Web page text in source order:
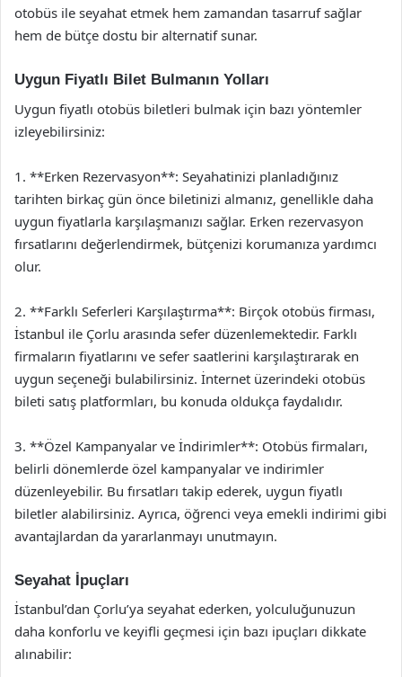
otobüs ile seyahat etmek hem zamandan tasarruf sağlar
hem de bütçe dostu bir alternatif sunar.
Uygun Fiyatlı Bilet Bulmanın Yolları
Uygun fiyatlı otobüs biletleri bulmak için bazı yöntemler
izleyebilirsiniz:
1. **Erken Rezervasyon**: Seyahatinizi planladığınız
tarihten birkaç gün önce biletinizi almanız, genellikle daha
uygun fiyatlarla karşılaşmanızı sağlar. Erken rezervasyon
fırsatlarını değerlendirmek, bütçenizi korumanıza yardımcı
olur.
2. **Farklı Seferleri Karşılaştırma**: Birçok otobüs firması,
İstanbul ile Çorlu arasında sefer düzenlemektedir. Farklı
firmaların fiyatlarını ve sefer saatlerini karşılaştırarak en
uygun seçeneği bulabilirsiniz. İnternet üzerindeki otobüs
bileti satış platformları, bu konuda oldukça faydalıdır.
3. **Özel Kampanyalar ve İndirimler**: Otobüs firmaları,
belirli dönemlerde özel kampanyalar ve indirimler
düzenleyebilir. Bu fırsatları takip ederek, uygun fiyatlı
biletler alabilirsiniz. Ayrıca, öğrenci veya emekli indirimi gibi
avantajlardan da yararlanmayı unutmayın.
Seyahat İpuçları
İstanbul’dan Çorlu’ya seyahat ederken, yolculuğunuzun
daha konforlu ve keyifli geçmesi için bazı ipuçları dikkate
alınabilir: